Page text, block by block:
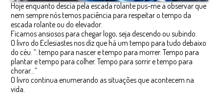
Hoje enquanto descia pela escada rolante pus-me a observar que
nem sempre nós temos paciência para respeitar o tempo da
escada rolante ou do elevador.
Ficamos ansiosos para chegar logo, seja descendo ou subindo.
O livro do Eclesiastes nos diz que há um tempo para tudo debaixo
do céu. “..tempo para nascer e tempo para morrer. Tempo para
plantar e tempo para colher. Tempo para sorrir e tempo para
chorar…”
O livro continua enumerando as situações que acontecem na
vida.